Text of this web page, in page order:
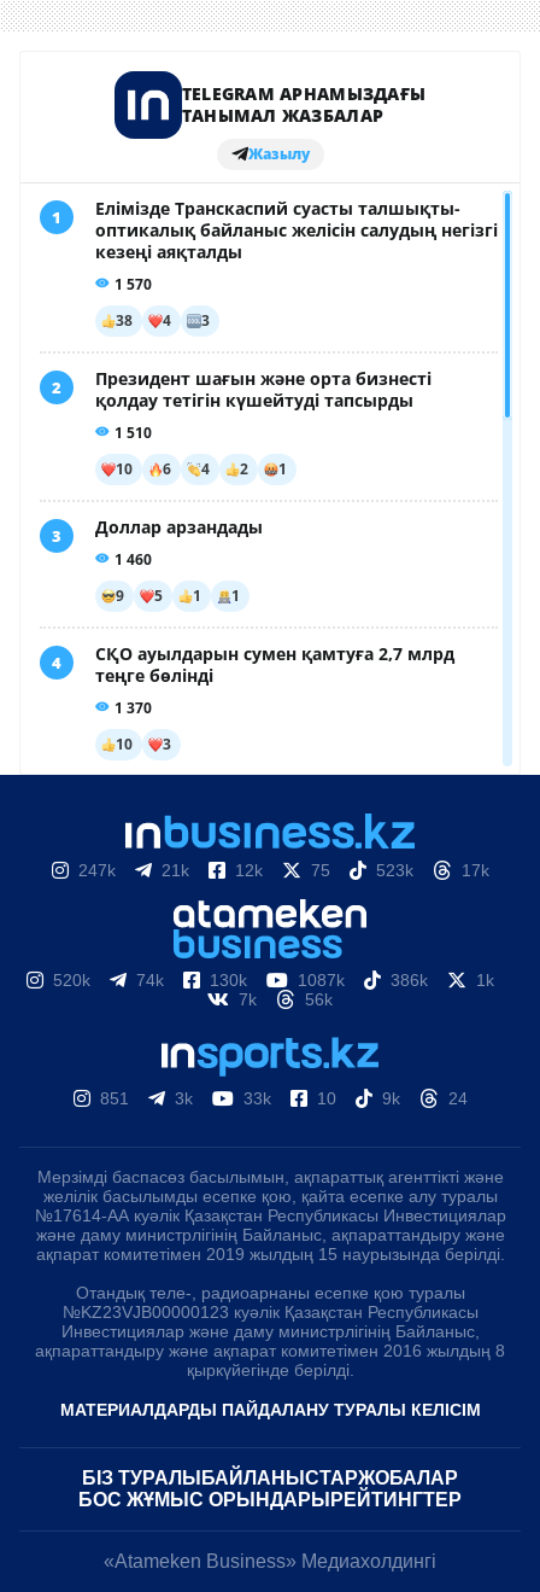
247k 21k 12k 75 523k 17k
520k 74k 130k 1087k 386k
1k
7k
56k
851 3k 33k 10 9k 24
Мерзімді баспасөз басылымын, ақпараттық агенттікті және
желілік басылымды есепке қою, қайта есепке алу туралы
№17614-АА куәлік Қазақстан Республикасы Инвестициялар
және даму министрлігінің Байланыс, ақпараттандыру және
ақпарат комитетімен 2019 жылдың 15 наурызында берілді.
Отандық теле-, радиоарнаны есепке қою туралы
№KZ23VJB00000123 куәлік Қазақстан Республикасы
Инвестициялар және даму министрлігінің Байланыс,
ақпараттандыру және ақпарат комитетімен 2016 жылдың 8
қыркүйегінде берілді.
МАТЕРИАЛДАРДЫ ПАЙДАЛАНУ ТУРАЛЫ КЕЛІСІМ
БІЗ ТУРАЛЫ БАЙЛАНЫСТАРЖОБАЛАР
БОС ЖҰМЫС ОРЫНДАРЫ РЕЙТИНГТЕР
«Atameken Business» Медиахолдингі